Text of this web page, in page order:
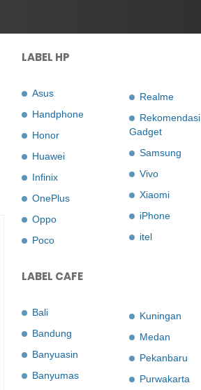
LABEL HP
Asus
Handphone
Honor
Huawei
Infinix
OnePlus
Oppo
Poco
Realme
Rekomendasi
Gadget
Samsung
Vivo
Xiaomi
iPhone
itel
LABEL CAFE
Bali
Bandung
Banyuasin
Banyumas
Kuningan
Medan
Pekanbaru
Purwakarta